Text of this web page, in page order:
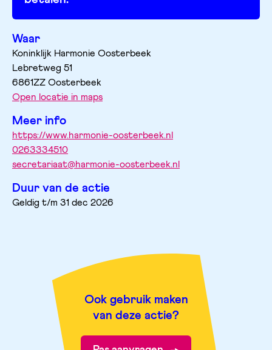
Waar
Koninklijk Harmonie Oosterbeek
Lebretweg 51
6861ZZ Oosterbeek
Open locatie in maps
Meer info
https://www.harmonie-oosterbeek.nl
0263334510
secretariaat@harmonie-oosterbeek.nl
Duur van de actie
Geldig t/m 31 dec 2026
Ook gebruik maken
van deze actie?